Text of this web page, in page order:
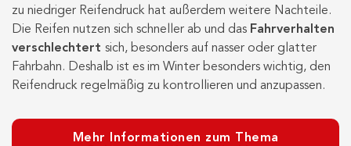
zu niedriger Reifendruck hat außerdem weitere Nachteile.
Die Reifen nutzen sich schneller ab und das Fahrverhalten
verschlechtert sich, besonders auf nasser oder glatter
Fahrbahn. Deshalb ist es im Winter besonders wichtig, den
Reifendruck regelmäßig zu kontrollieren und anzupassen.
Mehr Informationen zum Thema